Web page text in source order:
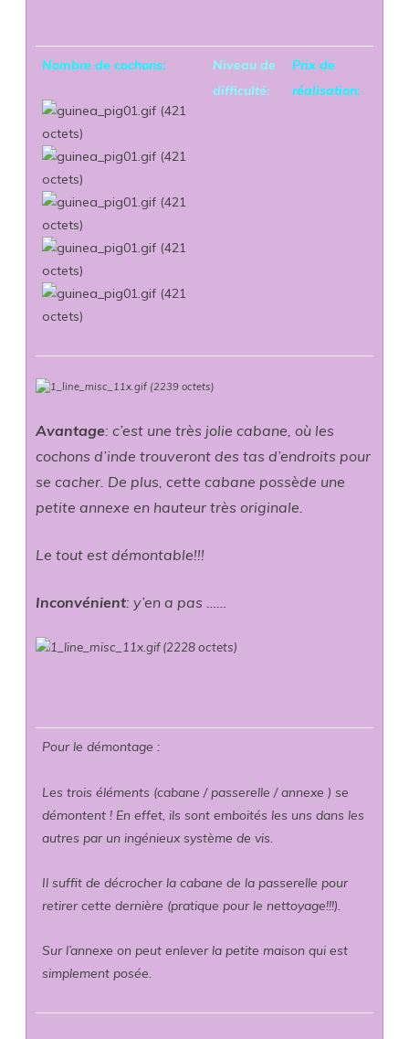
Nombre de cochons:
Niveau de
difficulté:
Prix de
réalisation:
Avantage: c’est une très jolie cabane, où les
cochons d’inde trouveront des tas d’endroits pour
se cacher. De plus, cette cabane possède une
petite annexe en hauteur très originale.
Le tout est démontable!!!
Inconvénient: y’en a pas ……
Pour le démontage :
Les trois éléments (cabane / passerelle / annexe ) se
démontent ! En effet, ils sont emboités les uns dans les
autres par un ingénieux système de vis.
Il suffit de décrocher la cabane de la passerelle pour
retirer cette dernière (pratique pour le nettoyage!!!).
Sur l’annexe on peut enlever la petite maison qui est
simplement posée.